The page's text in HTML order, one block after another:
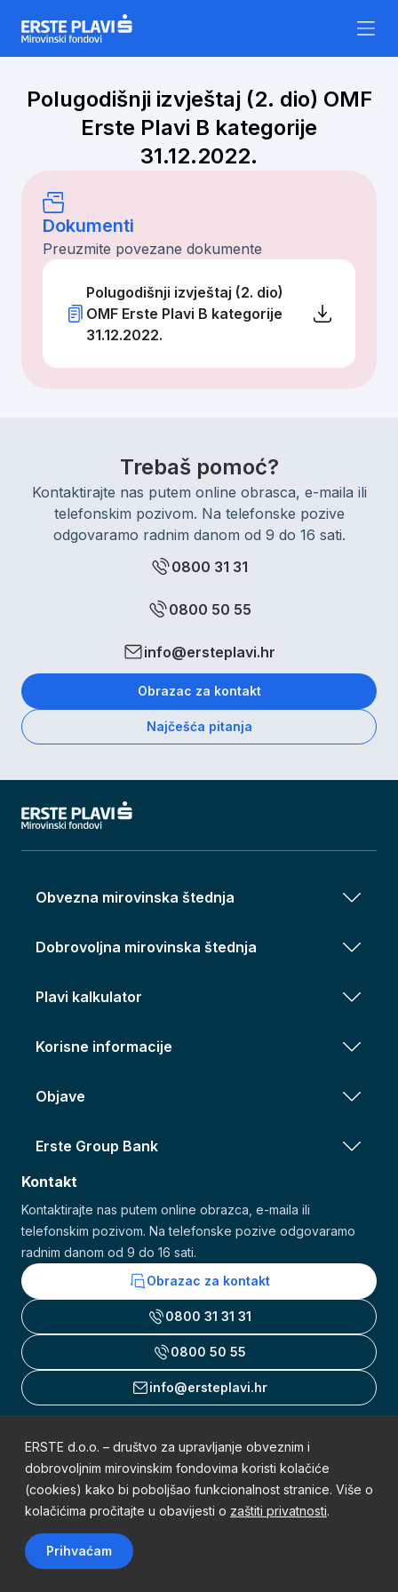
Polugodišnji izvještaj (2. dio) OMF
Erste Plavi B kategorije
31.12.2022.
Dokumenti
Preuzmite povezane dokumente
Polugodišnji izvještaj (2. dio)
OMF Erste Plavi B kategorije
31.12.2022.
Trebaš pomoć?
Kontaktirajte nas putem online obrasca, e-maila ili
telefonskim pozivom. Na telefonske pozive
odgovaramo radnim danom od 9 do 16 sati.
0800 31 31
0800 50 55
info@ersteplavi.hr
Obrazac za kontakt
Najčešća pitanja
Obvezna mirovinska štednja
Dobrovoljna mirovinska štednja
Plavi kalkulator
Korisne informacije
Objave
Erste Group Bank
Kontakt
Kontaktirajte nas putem online obrazca, e-maila ili
telefonskim pozivom. Na telefonske pozive odgovaramo
radnim danom od 9 do 16 sati.
Obrazac za kontakt
0800 31 31 31
0800 50 55
info@ersteplavi.hr
Uvjeti korištenja
Obavijest o zaštiti osobnih podataka
Mapa weba
Sva prava pridržana © 2002. - 2026. Erste Plavi Mirovinski fondovi
ERSTE d.o.o. – društvo za upravljanje obveznim i
dobrovoljnim mirovinskim fondovima koristi kolačiće
(cookies) kako bi poboljšao funkcionalnost stranice. Više o
kolačićima pročitajte u obavijesti o zaštiti privatnosti.
Prihvaćam